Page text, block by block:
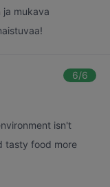
ja mukava
6/6
isn't
tasty food more